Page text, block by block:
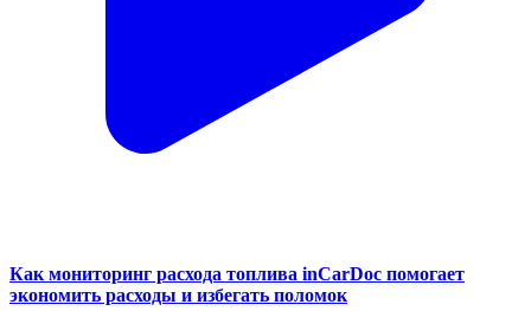
Как мониторинг расхода топлива inCarDoc помогает
экономить расходы и избегать поломок